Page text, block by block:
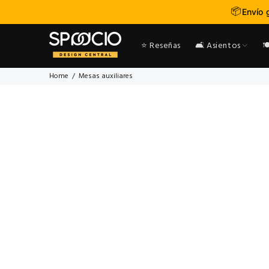
📦Envío
⭐ Reseñas 🛋️ Asientos
Home Mesas auxiliares